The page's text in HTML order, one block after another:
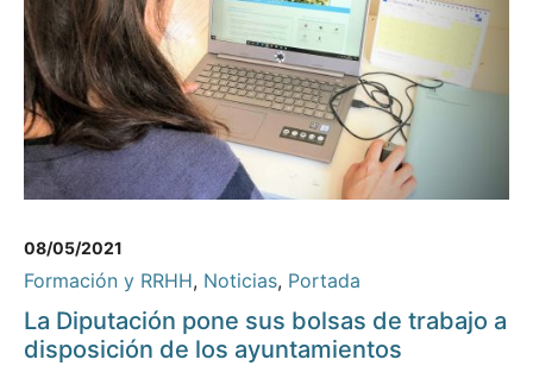
08/05/2021
Formación y RRHH, Noticias, Portada
La Diputación pone sus bolsas de trabajo a
disposición de los ayuntamientos